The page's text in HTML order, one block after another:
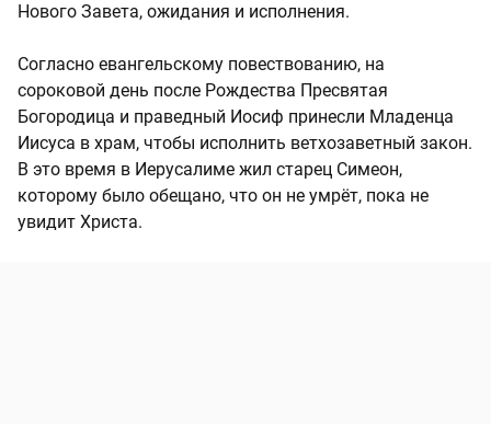
Нового Завета, ожидания и исполнения.
Согласно евангельскому повествованию, на
сороковой день после Рождества Пресвятая
Богородица и праведный Иосиф принесли Младенца
Иисуса в храм, чтобы исполнить ветхозаветный закон.
В это время в Иерусалиме жил старец Симеон,
которому было обещано, что он не умрёт, пока не
увидит Христа.